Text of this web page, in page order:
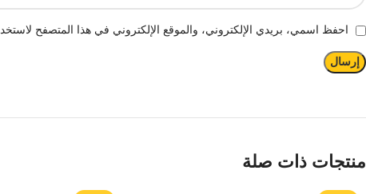
احفظ اسمي، بريدي الإلكتروني، والموقع الإلكتروني في هذا المتصفح
منتجات ذات صلة